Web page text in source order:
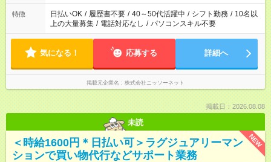
特徴 日払いOK / 履歴書不要 / 40～50代活躍中 / シフト勤務 / 10名以
上の大量募集 / 電話対応なし / パソコンスキル不要
気になる！ 応募する 詳細へ
掲載元企業名 株式会社ニッソーネット
掲載日：2026.08.08
未読
NEW
＜時給1600円＊日払い可＞ラグジュアリーマン
ションで買い物代行などサポート業務